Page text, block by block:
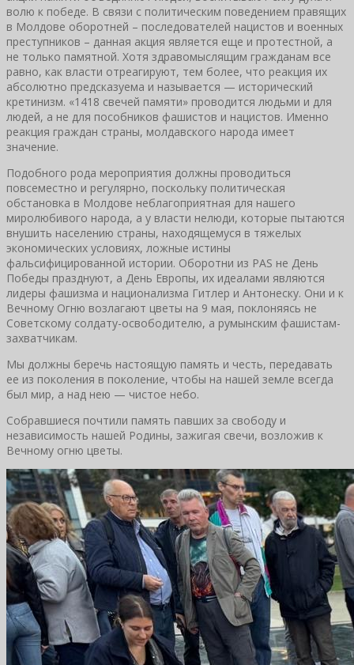
волю к победе. В связи с политическим поведением правящих
в Молдове оборотней – последователей нацистов и военных
преступников – данная акция является еще и протестной, а
не только памятной. Хотя здравомыслящим гражданам все
равно, как власти отреагируют, тем более, что реакция их
абсолютно предсказуема и называется — исторический
кретинизм. «1418 свечей памяти» проводится людьми и для
людей, а не для пособников фашистов и нацистов. Именно
реакция граждан страны, молдавского народа имеет
значение.
Подобного рода мероприятия должны проводиться
повсеместно и регулярно, поскольку политическая
обстановка в Молдове неблагоприятная для нашего
миролюбивого народа, а у власти нелюди, которые пытаются
внушить населению страны, находящемуся в тяжелых
экономических условиях, ложные истины
фальсифицированной истории. Оборотни из PAS не День
Победы празднуют, а День Европы, их идеалами являются
лидеры фашизма и национализма Гитлер и Антонеску. Они и к
Вечному Огню возлагают цветы на 9 мая, поклоняясь не
Советскому солдату-освободителю, а румынским фашистам-
захватчикам.
Мы должны беречь настоящую память и честь, передавать
ее из поколения в поколение, чтобы на нашей земле всегда
был мир, а над нею — чистое небо.
Собравшиеся почтили память павших за свободу и
независимость нашей Родины, зажигая свечи, возложив к
Вечному огню цветы.